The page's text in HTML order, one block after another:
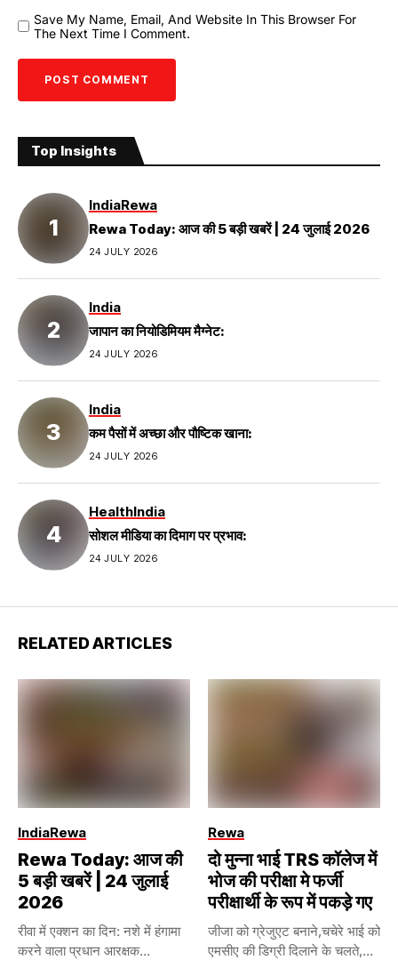
Save My Name, Email, And Website In This Browser For
The Next Time I Comment.
Top Insights
IndiaRewa
Rewa Today: आज की 5 बड़ी खबरें | 24 जुलाई 2026
24 JULY 2026
India
जापान का नियोडिमियम मैग्नेट:
24 JULY 2026
India
कम पैसों में अच्छा और पौष्टिक खाना:
24 JULY 2026
HealthIndia
सोशल मीडिया का दिमाग पर प्रभाव:
24 JULY 2026
RELATED ARTICLES
IndiaRewa
Rewa Today: आज की
5 बड़ी खबरें | 24 जुलाई
2026
रीवा में एक्शन का दिन: नशे में हंगामा
करने वाला प्रधान आरक्षक...
Rewa
दो मुन्ना भाई TRS कॉलेज में
भोज की परीक्षा मे फर्जी
परीक्षार्थी के रूप में पकड़े गए
जीजा को ग्रेजुएट बनाने,चचेरे भाई को
एमसीए की डिग्री दिलाने के चलते,...